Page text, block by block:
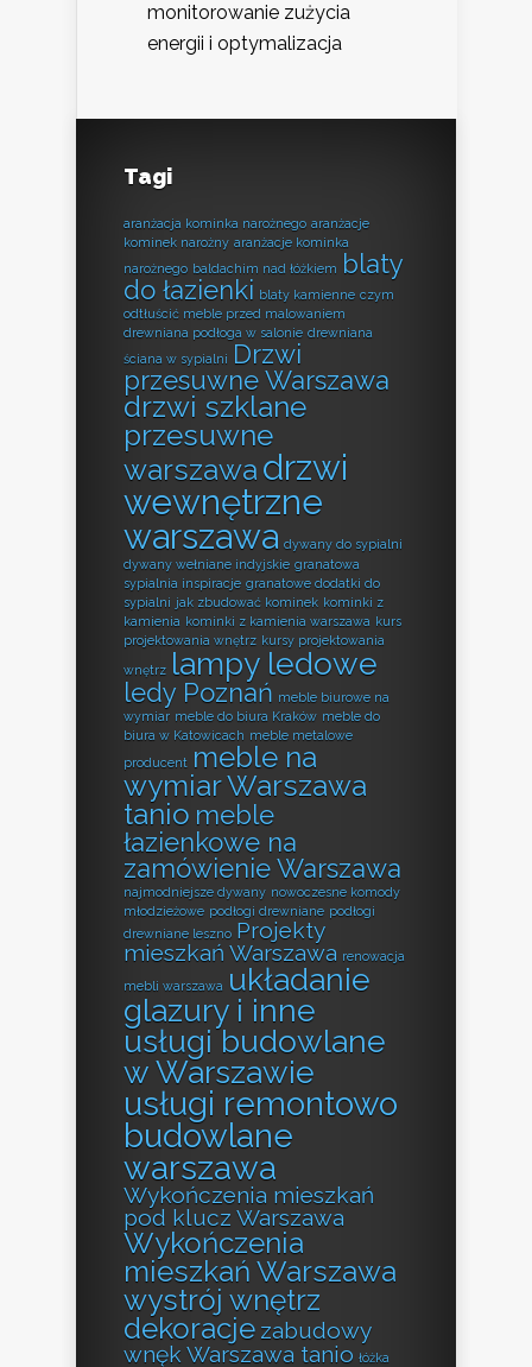
monitorowanie zużycia
energii i optymalizacja
Tagi
aranżacja kominka narożnego aranżacje
kominek narożny aranżacje kominka
narożnego baldachim nad łóżkiem
blaty
do łazienki blaty kamienne czym
odtłuścić meble przed malowaniem
drewniana podłoga w salonie drewniana
ściana w sypialni Drzwi
przesuwne Warszawa
drzwi szklane
przesuwne
warszawa drzwi
wewnętrzne
warszawa dywany do sypialni
dywany wełniane indyjskie granatowa
sypialnia inspiracje granatowe dodatki do
sypialni jak zbudować kominek kominki z
kamienia kominki z kamienia warszawa kurs
projektowania wnętrz kursy projektowania
wnętrz lampy ledowe
ledy Poznań meble biurowe na
wymiar meble do biura Kraków meble do
biura w Katowicach meble metalowe
producent meble na
wymiar Warszawa
tanio meble
łazienkowe na
zamówienie Warszawa
najmodniejsze dywany nowoczesne komody
młodzieżowe podłogi drewniane podłogi
drewniane leszno Projekty
mieszkań Warszawa renowacja
mebli warszawa układanie
glazury i inne
usługi budowlane
w Warszawie
usługi remontowo
budowlane
warszawa
Wykończenia mieszkań
pod klucz Warszawa
Wykończenia
mieszkań Warszawa
wystrój wnętrz
dekoracje zabudowy
wnęk Warszawa tanio łóżka